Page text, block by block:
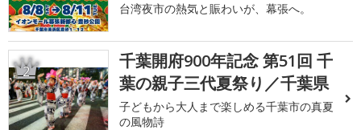
台湾夜市の熱気と賑わいが、幕張へ。
2
千葉開府900年記念 第51回 千
葉の親子三代夏祭り／千葉県
子どもから大人まで楽しめる千葉市の真夏
の風物詩